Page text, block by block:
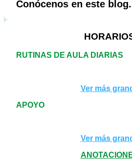
Conócenos en este blog.
RUTINAS DE AULA DIARIAS
Ver más
APOYO
Ver más